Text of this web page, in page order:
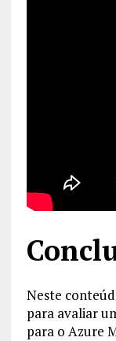
Neste
para avaliar
para o Azure